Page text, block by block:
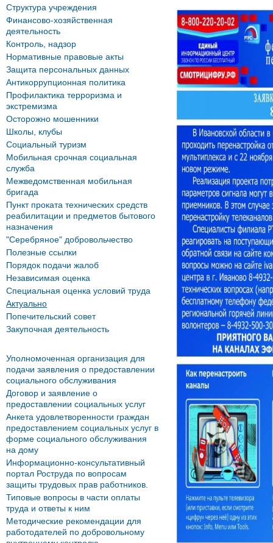
Структура учреждения
Финансово-хозяйственная
деятельность
Контроль, надзор
Нормативные правовые акты
Защита персональных данных
Антикоррупционная политика
Профилактика терроризма и
экстремизма
Осторожно мошенники
Школы, клубы
Социальный туризм
Мобильная срочная социальная
служба
Межведомственная мобильная
бригада
Пункт проката технических средств
реабилитации и предметов бытового
назначения
"Серебряное" добровольчество
Полезные ссылки
Порядок подачи жалоб
Независимая оценка
Специальная оценка условий труда
Актуально
Попечительский совет
Закупочная деятельность
Уполномоченная организация для
подачи заявления о предоставлении
социального обслуживания
Договор и заявление о
предоставлении социальных услуг
Анкета удовлетворенности граждан
предоставлением социальных услуг в
форме социального обслуживания
на дому
Информационно-консультативный
портал Роструда по вопросам
защиты трудовых прав работников.
Типовые вопросы в части оплаты
труда и ответы к ним
Методические рекомендации для
работодателей по добровольному